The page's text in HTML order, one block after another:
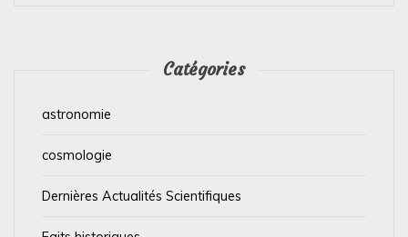
Catégories
astronomie
cosmologie
Dernières Actualités Scientifiques